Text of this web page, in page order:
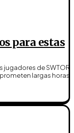
para estas
de SWTOR,
largas horas